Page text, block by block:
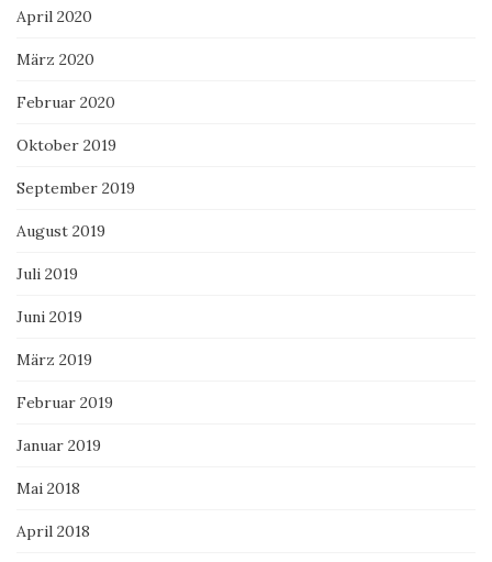
April 2020
März 2020
Februar 2020
Oktober 2019
September 2019
August 2019
Juli 2019
Juni 2019
März 2019
Februar 2019
Januar 2019
Mai 2018
April 2018